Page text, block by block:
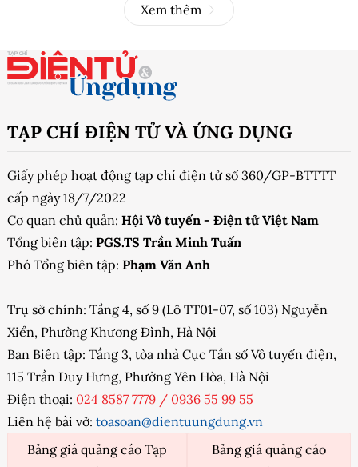
Xem thêm
TẠP CHÍ ĐIỆN TỬ VÀ ỨNG DỤNG
Giấy phép hoạt động tạp chí điện tử số 360/GP-BTTTT
cấp ngày 18/7/2022
Cơ quan chủ quản: Hội Vô tuyến - Điện tử Việt Nam
Tổng biên tập: PGS.TS Trần Minh Tuấn
Phó Tổng biên tập: Phạm Văn Anh
Trụ sở chính: Tầng 4, số 9 (Lô TT01-07, số 103) Nguyễn
Xiển, Phường Khương Đình, Hà Nội
Ban Biên tập: Tầng 3, tòa nhà Cục Tần số Vô tuyến điện,
115 Trần Duy Hưng, Phường Yên Hòa, Hà Nội
Điện thoại: 024 8587 7779 / 0936 55 99 55
Liên hệ bài vở: toasoan@dientuungdung.vn
Bảng giá quảng cáo Tạp
Bảng giá quảng cáo